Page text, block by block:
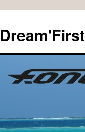
Dream'First